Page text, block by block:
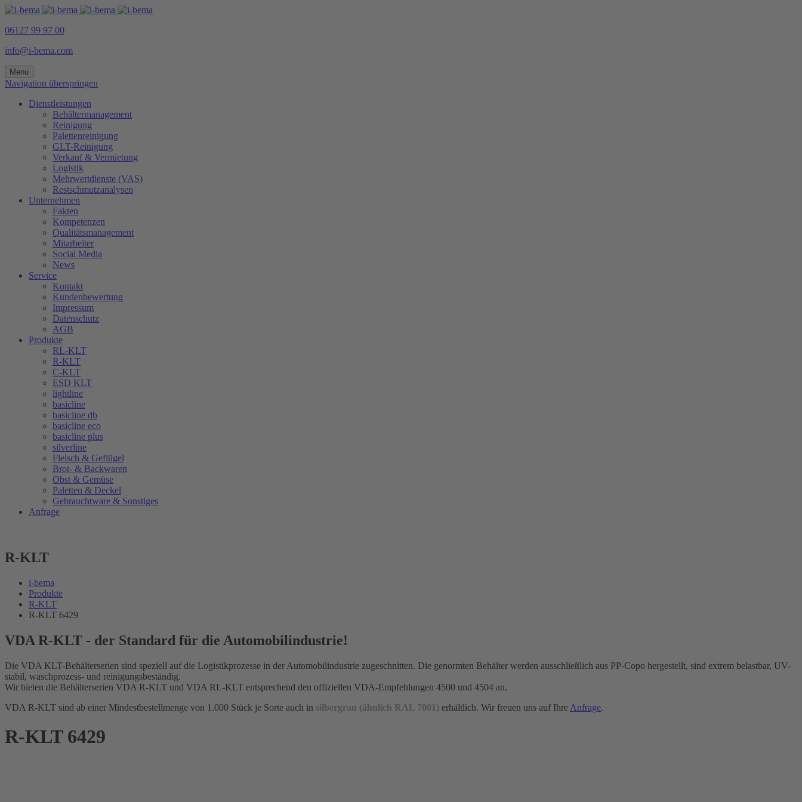
06127 99 97 00
info@i-bema.com
Menu
Navigation überspringen
Dienstleistungen
Behältermanagement
Reinigung
Palettenreinigung
GLT-Reinigung
Verkauf & Vermietung
Logistik
Mehrwertdienste (VAS)
Restschmutzanalysen
Unternehmen
Fakten
Kompetenzen
Qualitätsmanagement
Mitarbeiter
Social Media
News
Service
Kontakt
Kundenbewertung
Impressum
Datenschutz
AGB
Produkte
RL-KLT
R-KLT
C-KLT
ESD KLT
lightline
basicline
basicline db
basicline eco
basicline plus
silverline
Fleisch & Geflügel
Brot- & Backwaren
Obst & Gemüse
Paletten & Deckel
Gebrauchtware & Sonstiges
Anfrage
R-KLT
i-bema
Produkte
R-KLT
R-KLT 6429
VDA R-KLT - der Standard für die Automobilindustrie!
Die VDA KLT-Behälterserien sind speziell auf die Logistikprozesse in der Automobilindustrie zugeschnitten. Die genormten Behälter werden ausschließlich aus PP-Copo hergestellt, sind extrem belastbar, UV-
stabil, waschprozess- und reinigungsbeständig.
Wir bieten die Behälterserien VDA R-KLT und VDA RL-KLT entsprechend den offiziellen VDA-Empfehlungen 4500 und 4504 an.
VDA R-KLT sind ab einer Mindestbestellmenge von 1.000 Stück je Sorte auch in silbergrau (ähnlich RAL 7001) erhältlich. Wir freuen uns auf Ihre Anfrage.
R-KLT 6429